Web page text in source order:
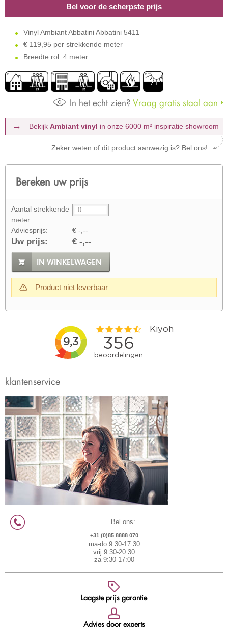
Bel voor de scherpste prijs
Vinyl Ambiant Abbatini Abbatini 5411
€ 119,95 per strekkende meter
Breedte rol: 4 meter
In het echt zien? Vraag gratis staal aan
Bekijk Ambiant vinyl in onze 6000 m² inspiratie showroom
Zeker weten of dit product aanwezig is? Bel ons!
Bereken uw prijs
Aantal strekkende
meter:
Adviesprijs:
€ -,--
Uw prijs: € -,--
IN WINKELWAGEN
Product niet leverbaar
klantenservice
Bel ons:
+31 (0)85 8888 070
ma-do 9:30-17:30
vrij 9:30-20:30
za 9:30-17:00
Laagste prijs garantie
Advies door experts